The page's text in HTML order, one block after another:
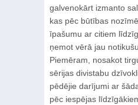
galvenokārt izmanto
kas pēc būtības
īpašumu ar citiem
ņemot vērā jau
Piemēram, nosakot
sērijas divistabu
pēdējie darījumi ar
pēc iespējas